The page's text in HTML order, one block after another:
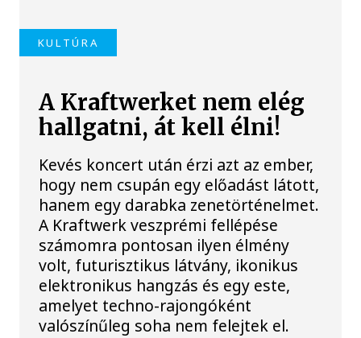
KULTÚRA
A Kraftwerket nem elég
hallgatni, át kell élni!
Kevés koncert után érzi azt az ember,
hogy nem csupán egy előadást látott,
hanem egy darabka zenetörténelmet.
A Kraftwerk veszprémi fellépése
számomra pontosan ilyen élmény
volt, futurisztikus látvány, ikonikus
elektronikus hangzás és egy este,
amelyet techno-rajongóként
valószínűleg soha nem felejtek el.